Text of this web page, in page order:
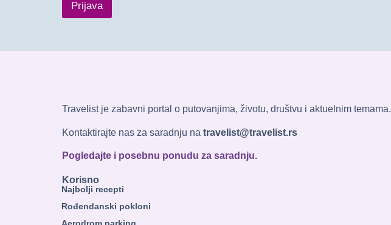
Prijava
Travelist je zabavni portal o putovanjima, životu, društvu i aktuelnim temama.
Kontaktirajte nas za saradnju na travelist@travelist.rs
Pogledajte i posebnu ponudu za saradnju.
Korisno
Najbolji recepti
Rođendanski pokloni
Aerodrom parking